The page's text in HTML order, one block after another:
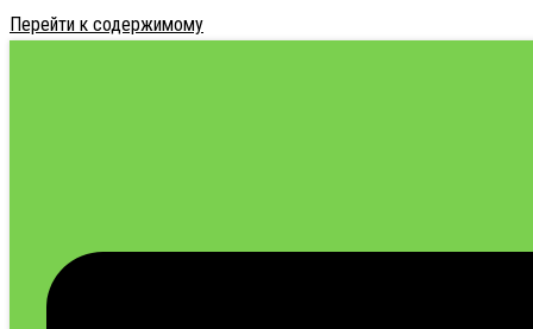
Перейти к содержимому